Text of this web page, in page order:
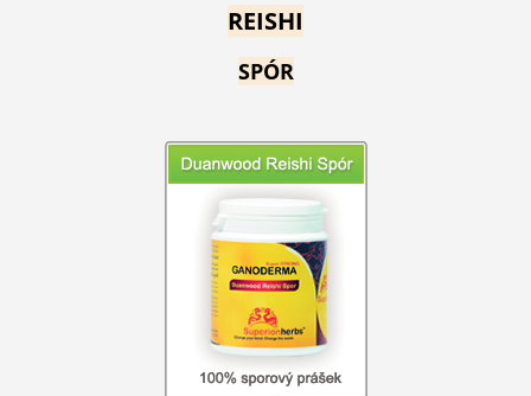
REISHI
SPÓR